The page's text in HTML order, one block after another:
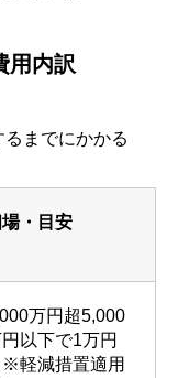
用内訳
までにかかる
・目安
万円超5,000
以下で1万円
※軽減措置適用